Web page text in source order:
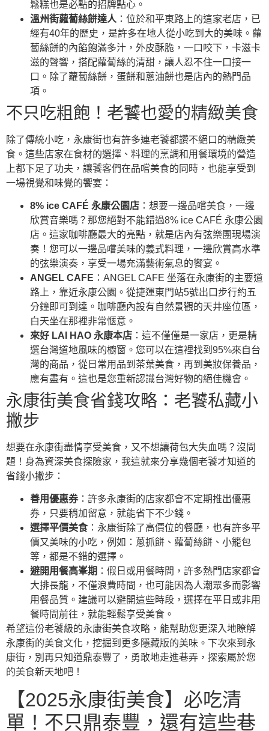
鬆糕也是必點的招牌點心。
溫州街蘿蔔絲餅達人 ：位於和平東路上的這家老店，已
經有40年的歷史，是許多在地人從小吃到大的美味。蘿
蔔絲餅的內餡飽滿多汁，外皮酥脆，一口咬下，卡滋卡
滋的聲響，搭配蘿蔔絲的清甜，讓人忍不住一口接一
口。除了蘿蔔絲餅，蛋餅和蔥油餅也是店內的熱門品
項。
不只吃粗飽！老饕也愛的精緻美食
除了傳統小吃，永康街也有許多連老饕都讚不絕口的精緻美
食。這些店家在食材的選擇、料理的烹調和用餐環境的營造
上都下足了功夫，讓饕客們在品嚐美食的同時，也能享受到
一場視覺和味覺的饗宴：
8% ice CAFÉ 永康公園店 ：想要一邊品嚐美食，一邊
欣賞音樂嗎？那您絕對不能錯過8% ice CAFÉ 永康公園
店。這家咖啡廳最大的亮點，就是店內有弦樂團現場演
奏！您可以一邊品嚐美味的義式料理，一邊欣賞高水準
的弦樂演奏，享受一場充滿藝術氣息的饗宴。
ANGEL CAFE ：ANGEL CAFE 坐落在永康街的主要道
路上，靠近永康公園。從捷運東門站5號出口步行約五
分鐘即可到達。咖啡廳內設有自然景觀的天井座位區，
白天坐在那裡非常愜意。
來好 LAI HAO 永康本店 ：這不僅僅是一家店，更是精
選台灣道地風味的櫥窗。您可以在這裡找到95%來自台
灣的商品，從日常用品到茶葉美食，再到美妝保養品，
應有盡有。這也是您重新認識台灣好物的絕佳機會。
永康街美食省錢攻略：老饕私藏小
撇步
想要在永康街盡情享受美食，又不想讓荷包大失血嗎？沒問
題！身為資深美食探險家，我這就來分享幾個老饕才知道的
省錢小撇步：
善用優惠券：許多永康街的店家都會不定期推出優惠
券，只要稍加留意，就能省下不少錢。
選擇平價美食：永康街除了高價位的餐廳，也有許多平
價又美味的小吃，例如：蔥抓餅、蘿蔔絲餅、小籠包
等，都是不錯的選擇。
避開用餐高峯期 ：假日或用餐時間，許多熱門店家都會
大排長龍，不僅浪費時間，也可能因為人潮眾多而影響
用餐品質。建議可以避開這些時段，選擇在平日或非用
餐時間前往，就能輕鬆享受美食。
希望這份老饕級的永康街美食攻略，能幫助您更深入地瞭解
永康街的美食文化，挖掘到更多隱藏版的美味。下次來到永
康街，別再只知道鼎泰豐了，勇敢地走進巷弄，探索屬於您
的美食新天地吧！
【2025永康街美食】必吃清
單！不只鼎泰豐，還有這些巷